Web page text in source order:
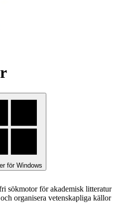
för Windows
sökmotor för akademisk litteratur
organisera vetenskapliga källor